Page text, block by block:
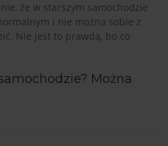
Można
że w starszym samochodzie
i nie można sobie z
Nie jest to prawdą, bo co